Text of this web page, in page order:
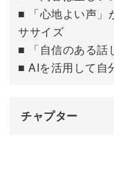
■ 「心地よい声」
ササイズ
■ 「自信のある話
■ AIを活用して自
チャプター